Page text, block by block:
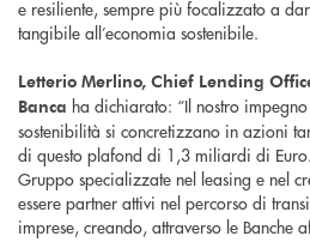
e resiliente, sempre più focalizzato a
tangibile all’economia sostenibile.
Letterio Merlino, Chief Lending
Banca ha dichiarato: “Il nostro
sostenibilità si concretizzano in azioni
di questo plafond di 1,3 miliardi di
Gruppo specializzate nel leasing e nel
essere partner attivi nel percorso di
imprese, creando, attraverso le Banche